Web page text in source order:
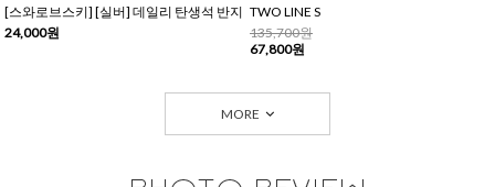
[스와로브스키] [실버] 데일리 탄생석 반지
24,000원
TWO LINE S
135,700원
67,800원
MORE